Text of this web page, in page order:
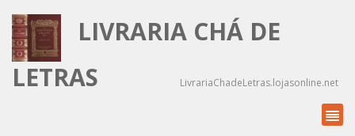
LIVRARIA CHÁ DE
LETRAS
LivrariaChadeLetras.lojasonline.net